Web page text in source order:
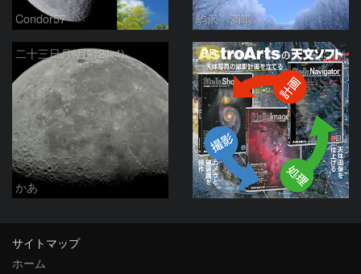
Condor57 駒沢 満晴
二十三日月(月齢21.4)
かあ
PR
サイトマップ
ホーム